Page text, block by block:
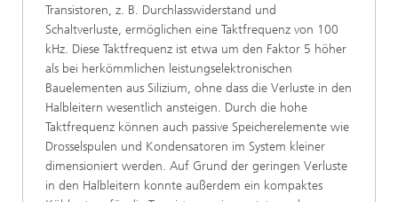
Transistoren, z. B. Durchlasswiderstand und
Schaltverluste, ermöglichen eine Taktfrequenz von 100
kHz. Diese Taktfrequenz ist etwa um den Faktor 5 höher
als bei herkömmlichen leistungselektronischen
Bauelementen aus Silizium, ohne dass die Verluste in den
Halbleitern wesentlich ansteigen. Durch die hohe
Taktfrequenz können auch passive Speicherelemente wie
Drosselspulen und Kondensatoren im System kleiner
dimensioniert werden. Auf Grund der geringen Verluste
in den Halbleitern konnte außerdem ein kompaktes